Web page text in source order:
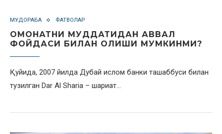
МУДОРАБА ФАТВОЛАР
ОМОНАТНИ МУДДАТИДАН АВВАЛ
ФОЙДАСИ БИЛАН ОЛИШИ МУМКИНМИ?
Қуйида, 2007 йилда Дубай ислом банки ташаббуси билан
тузилган Dar Al Sharia – шариат…